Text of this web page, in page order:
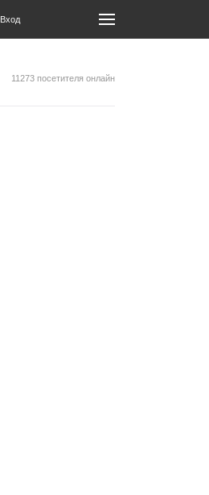
Вход
11273 посетителя онлайн